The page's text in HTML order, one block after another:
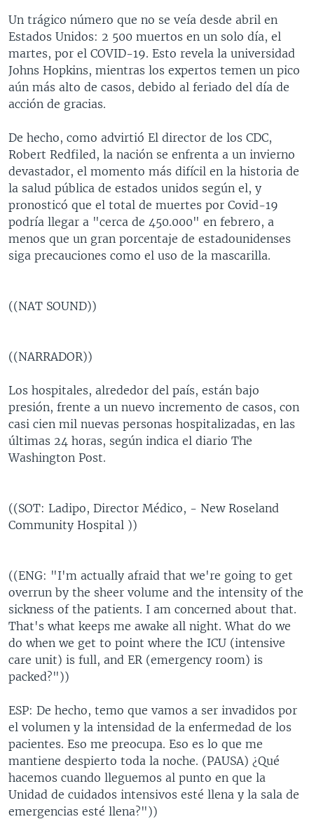
Un trágico número que no se veía desde abril en
Estados Unidos: 2 500 muertos en un solo día, el
martes, por el COVID-19. Esto revela la universidad
Johns Hopkins, mientras los expertos temen un pico
aún más alto de casos, debido al feriado del día de
acción de gracias.
De hecho, como advirtió El director de los CDC,
Robert Redfiled, la nación se enfrenta a un invierno
devastador, el momento más difícil en la historia de
la salud pública de estados unidos según el, y
pronosticó que el total de muertes por Covid-19
podría llegar a "cerca de 450.000" en febrero, a
menos que un gran porcentaje de estadounidenses
siga precauciones como el uso de la mascarilla.
((NAT SOUND))
((NARRADOR))
Los hospitales, alrededor del país, están bajo
presión, frente a un nuevo incremento de casos, con
casi cien mil nuevas personas hospitalizadas, en las
últimas 24 horas, según indica el diario The
Washington Post.
((SOT: Ladipo, Director Médico, - New Roseland
Community Hospital ))
((ENG: "I'm actually afraid that we're going to get
overrun by the sheer volume and the intensity of the
sickness of the patients. I am concerned about that.
That's what keeps me awake all night. What do we
do when we get to point where the ICU (intensive
care unit) is full, and ER (emergency room) is
packed?"))
ESP: De hecho, temo que vamos a ser invadidos por
el volumen y la intensidad de la enfermedad de los
pacientes. Eso me preocupa. Eso es lo que me
mantiene despierto toda la noche. (PAUSA) ¿Qué
hacemos cuando lleguemos al punto en que la
Unidad de cuidados intensivos esté llena y la sala de
emergencias esté llena?"))